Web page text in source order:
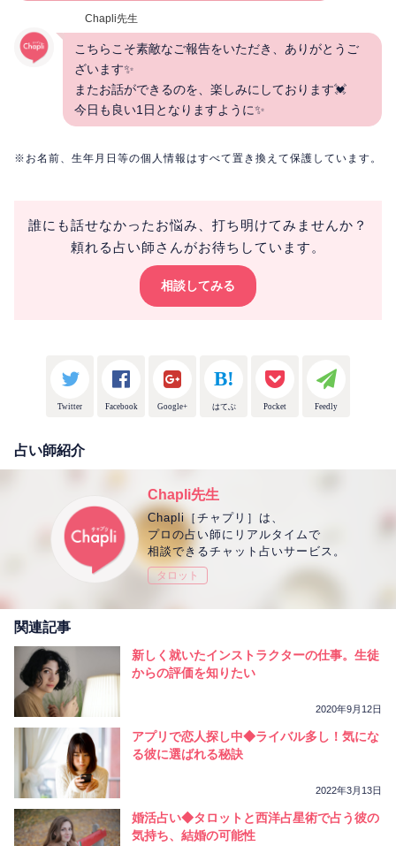
Chapli先生
こちらこそ素敵なご報告をいただき、ありがとうご
ざいます✨
またお話ができるのを、楽しみにしております💓
今日も良い1日となりますように✨
※お名前、生年月日等の個人情報はすべて置き換えて保護しています。
誰にも話せなかったお悩み、打ち明けてみませんか？
頼れる占い師さんがお待ちしています。
相談してみる
Twitter Facebook Google+ はてぶ Pocket Feedly
占い師紹介
Chapli先生
Chapli［チャプリ］は、
プロの占い師にリアルタイムで
相談できるチャット占いサービス。
タロット
関連記事
新しく就いたインストラクターの仕事。生徒
からの評価を知りたい
2020年9月12日
アプリで恋人探し中◆ライバル多し！気にな
る彼に選ばれる秘訣
2022年3月13日
婚活占い◆タロットと西洋占星術で占う彼の
気持ち、結婚の可能性